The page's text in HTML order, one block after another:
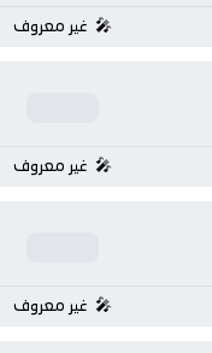
غير معروف
غير معروف
غير معروف